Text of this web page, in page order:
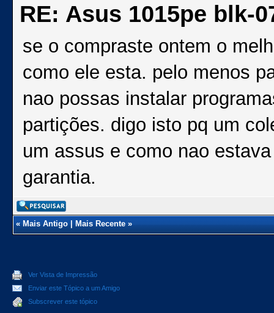
RE: Asus 1015pe blk-
se o compraste ontem o
como ele esta. pelo menos
nao possas instalar
partições. digo isto pq um
um assus e como nao
garantia.
«Mais Antigo|Mais Recente»
Ver Vista de Impressão
Enviar este Tópico a um Amigo
Subscrever este tópico